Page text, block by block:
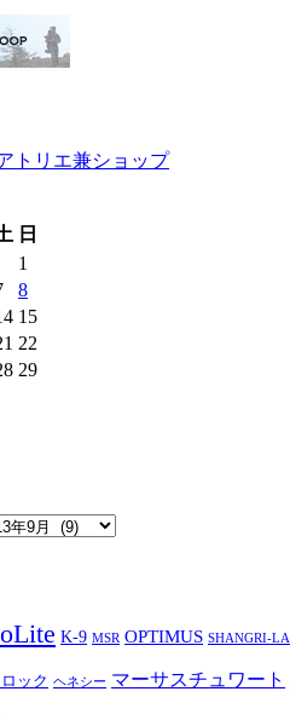
トリエ兼ショップ
日
1
8
15
22
29
K-9 MSR OPTIMUS SHANGRI-LA
ック ヘネシー マーサスチュワート